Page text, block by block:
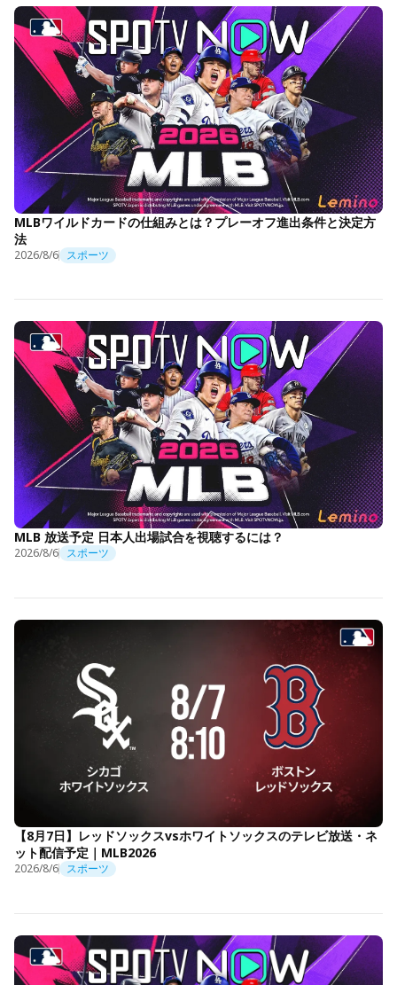
MLBワイルドカードの仕組みとは？プレーオフ進出条件と決定方
法
2026/8/6 スポーツ
MLB 放送予定 日本人出場試合を視聴するには？
2026/8/6 スポーツ
【8月7日】レッドソックスvsホワイトソックスのテレビ放送・ネ
ット配信予定｜MLB2026
2026/8/6 スポーツ